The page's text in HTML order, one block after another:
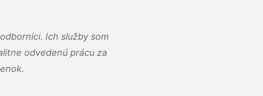
Ich služby som
odvedenú prácu za